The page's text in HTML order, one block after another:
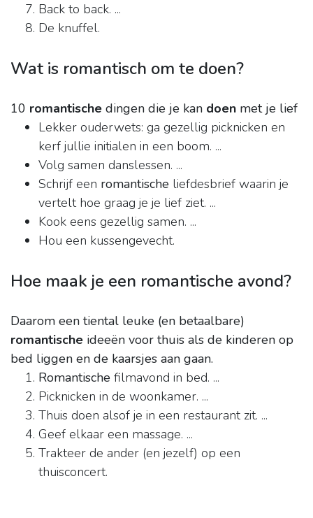
Back to back. ...
De knuffel.
Wat is romantisch om te doen?
10 romantische dingen die je kan doen met je lief
Lekker ouderwets: ga gezellig picknicken en
kerf jullie initialen in een boom. ...
Volg samen danslessen. ...
Schrijf een romantische liefdesbrief waarin je
vertelt hoe graag je je lief ziet. ...
Kook eens gezellig samen. ...
Hou een kussengevecht.
Hoe maak je een romantische avond?
Daarom een tiental leuke (en betaalbare)
romantische ideeën voor thuis als de kinderen op
bed liggen en de kaarsjes aan gaan.
Romantische filmavond in bed. ...
Picknicken in de woonkamer. ...
Thuis doen alsof je in een restaurant zit. ...
Geef elkaar een massage. ...
Trakteer de ander (en jezelf) op een
thuisconcert.